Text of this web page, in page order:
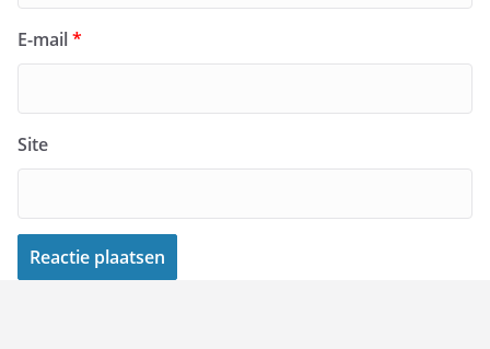
E-mail*
Site